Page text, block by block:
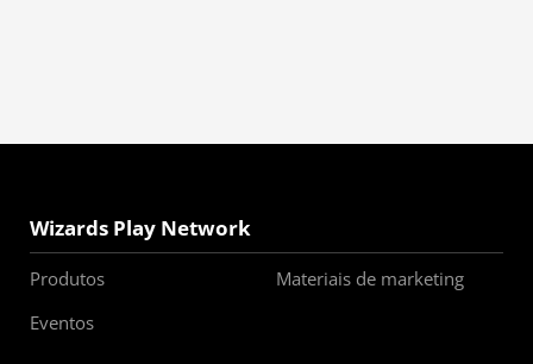
Wizards Play Network
Produtos
Materiais de marketing
Eventos